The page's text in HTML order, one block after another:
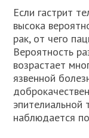
Если гастрит
высока
рак, от чего
Вероятность
возрастает
язвенной
эпителиальной
наблюдается